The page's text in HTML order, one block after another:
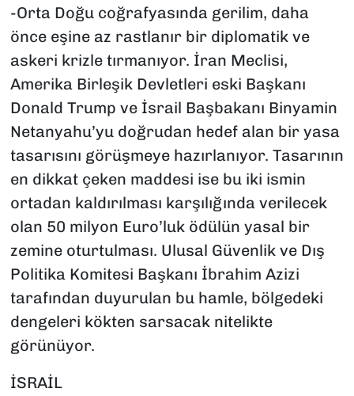
-Orta Doğu coğrafyasında gerilim, daha
önce eşine az rastlanır bir diplomatik ve
askeri krizle tırmanıyor. İran Meclisi,
Amerika Birleşik Devletleri eski Başkanı
Donald Trump ve İsrail Başbakanı Binyamin
Netanyahu’yu doğrudan hedef alan bir yasa
tasarısını görüşmeye hazırlanıyor. Tasarının
en dikkat çeken maddesi ise bu iki ismin
ortadan kaldırılması karşılığında verilecek
olan 50 milyon Euro’luk ödülün yasal bir
zemine oturtulması. Ulusal Güvenlik ve Dış
Politika Komitesi Başkanı İbrahim Azizi
tarafından duyurulan bu hamle, bölgedeki
dengeleri kökten sarsacak nitelikte
görünüyor.
İSRAİL